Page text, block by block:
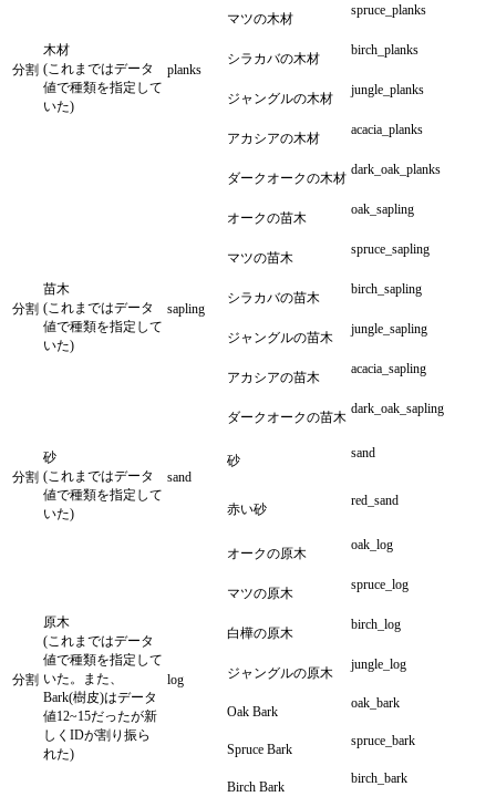
分割
木材
(これまではデータ
値で種類を指定して
いた)
planks
マツの木材
spruce_planks
シラカバの木材
birch_planks
ジャングルの木材
jungle_planks
アカシアの木材
acacia_planks
ダークオークの木材
dark_oak_planks
分割
苗木
(これまではデータ
値で種類を指定して
いた)
sapling
オークの苗木
oak_sapling
マツの苗木
spruce_sapling
シラカバの苗木
birch_sapling
ジャングルの苗木
jungle_sapling
アカシアの苗木
acacia_sapling
ダークオークの苗木
dark_oak_sapling
分割
砂
(これまではデータ
値で種類を指定して
いた)
sand
砂 sand
赤い砂
red_sand
分割
原木
(これまではデータ
値で種類を指定して
いた。また、
Bark(樹皮)はデータ
値12~15だったが新
しくIDが割り振ら
れた)
log
オークの原木
oak_log
マツの原木
spruce_log
白樺の原木
birch_log
ジャングルの原木
jungle_log
Oak Bark
oak_bark
Spruce Bark
spruce_bark
Birch Bark
birch_bark